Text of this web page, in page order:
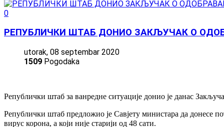
0
РЕПУБЛИЧКИ ШТАБ ДОНИО ЗАКЉУЧАК О
utorak, 08 septembar 2020
1509 Pogodaka
Републички штаб за ванредне ситуације донио је данас
Републички штаб предложио је Савјету министара да донесе
вирус корона, а који није старији од 48 сати.